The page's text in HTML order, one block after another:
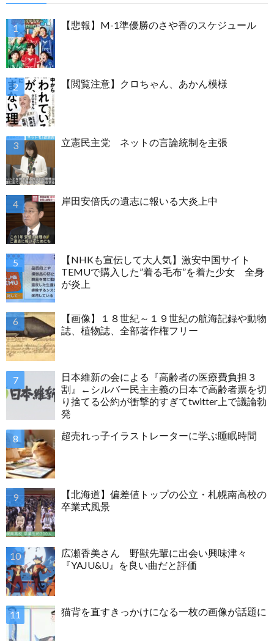
【悲報】M-1準優勝のさや香のスケジュール
【閲覧注意】クロちゃん、あかん模様
立憲民主党 ネットの言論統制を主張
岸田安倍氏の遺志に報いる大炎上中
【NHKも宣伝して大人気】激安中国サイト
TEMUで購入した”着る毛布”を着た少女 全身
が炎上
【画像】１８世紀～１９世紀の航海記録や動物
誌、植物誌、全部著作権フリー
日本維新の会による『高齢者の医療費負担３
割』←シルバー民主主義の日本で高齢者票を切
り捨てる公約が衝撃的すぎてtwitter上で議論勃
発
超売れっ子イラストレーターに学ぶ睡眠時間
【北海道】偏差値トップの公立・札幌南高校の
卒業式風景
広瀬香美さん 野獣先輩に出会い興味津々
『YAJU&U』を良い曲だと評価
猫背を直すきっかけになる一枚の画像が話題に